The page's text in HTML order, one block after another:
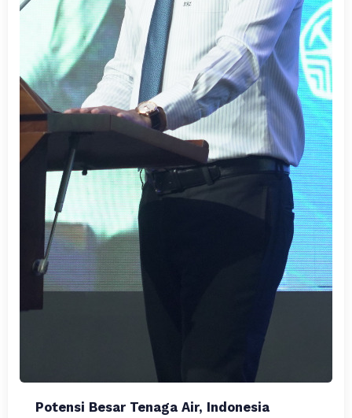
Potensi Besar Tenaga Air, Indonesia